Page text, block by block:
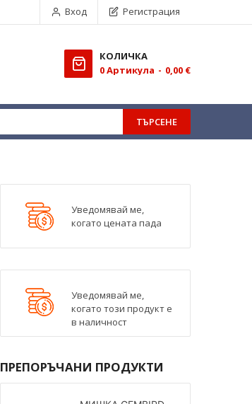
Вход Регистрация
КОЛИЧКА
0Aртикула 0,00 €
ТЪРСЕНЕ
Уведомявай ме,
когато цената пада
Уведомявай ме,
когато този продукт е
в наличност
ПРЕПОРЪЧАНИ ПРОДУКТИ